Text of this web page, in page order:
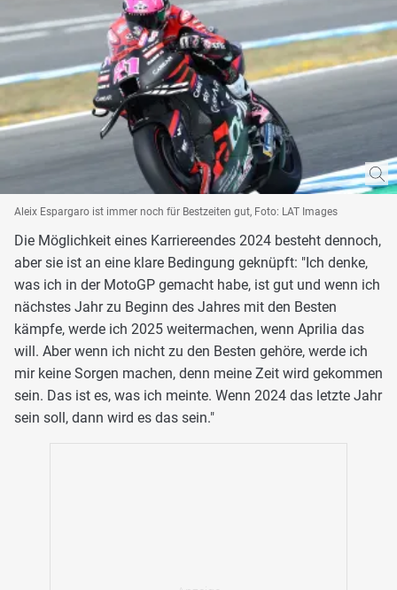
Aleix Espargaro ist immer noch für Bestzeiten gut, Foto: LAT Images
Die Möglichkeit eines Karriereendes 2024 besteht dennoch,
aber sie ist an eine klare Bedingung geknüpft: "Ich denke,
was ich in der MotoGP gemacht habe, ist gut und wenn ich
nächstes Jahr zu Beginn des Jahres mit den Besten
kämpfe, werde ich 2025 weitermachen, wenn Aprilia das
will. Aber wenn ich nicht zu den Besten gehöre, werde ich
mir keine Sorgen machen, denn meine Zeit wird gekommen
sein. Das ist es, was ich meinte. Wenn 2024 das letzte Jahr
sein soll, dann wird es das sein."